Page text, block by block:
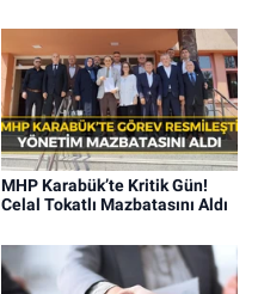
MHP Karabük’te Kritik Gün!
Celal Tokatlı Mazbatasını Aldı